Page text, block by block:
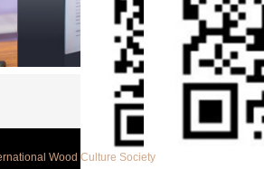
Wood Culture SocietyAll Rights Reserved.